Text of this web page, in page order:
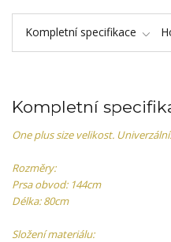
Kompletní specifikace
Kompletní
One plus size velikost. Univerzální.
Rozměry:
Prsa obvod: 144cm
Délka: 80cm
Složení materiálu: